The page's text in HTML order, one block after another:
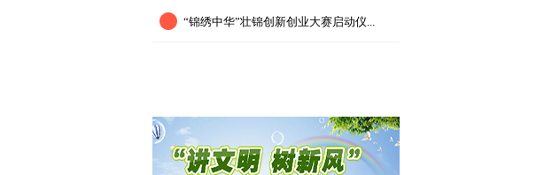
“锦绣中华”壮锦创新创业大赛启动仪...